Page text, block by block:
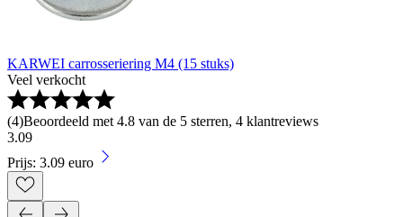
KARWEI carrosseriering M4 (15 stuks)
Veel verkocht
(4)Beoordeeld met 4.8 van de 5 sterren, 4 klantreviews
3.09
Prijs: 3.09 euro